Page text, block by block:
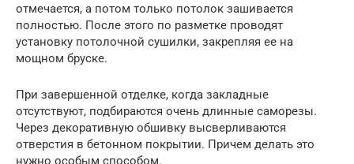
отмечается, а потом только потолок зашивается
полностью. После этого по разметке проводят
установку потолочной сушилки, закрепляя ее на
мощном бруске.
При завершенной отделке, когда закладные
отсутствуют, подбираются очень длинные саморезы.
Через декоративную обшивку высверливаются
отверстия в бетонном покрытии. Причем делать это
нужно особым способом.